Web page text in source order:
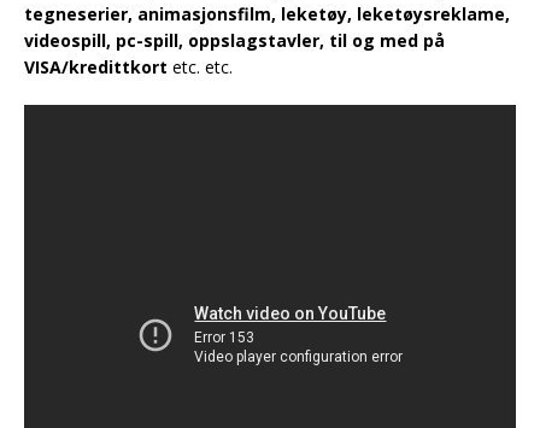
tegneserier, animasjonsfilm, leketøy, leketøysreklame,
videospill, pc-spill, oppslagstavler, til og med på
VISA/kredittkort etc. etc.